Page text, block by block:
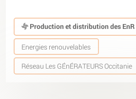
Production et distribution des EnR
Energies renouvelables
Réseau Les GÉnÉRATEURS Occitanie